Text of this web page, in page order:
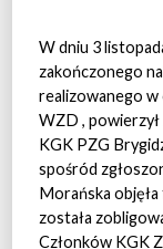
W dniu 3
zakończonego
realizowanego w
WZD ,
KGK PZG
spośród
Morańska
została
Członków KGK